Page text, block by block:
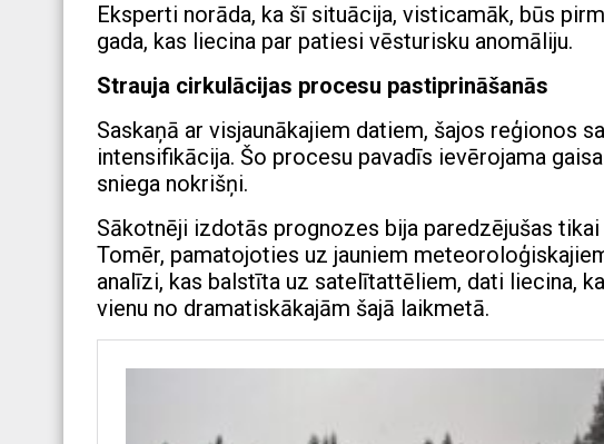
Eksperti norāda, ka šī situācija, visticamāk, būs
gada, kas liecina par patiesi vēsturisku anomāliju.
Strauja cirkulācijas procesu pastiprināšanās
Saskaņā ar visjaunākajiem datiem, šajos reģionos
intensifikācija. Šo procesu pavadīs ievērojama
sniega nokrišņi.
Sākotnēji izdotās prognozes bija paredzējušas
Tomēr, pamatojoties uz jauniem
analīzi, kas balstīta uz satelītattēliem, dati liecina,
vienu no dramatiskākajām šajā laikmetā.